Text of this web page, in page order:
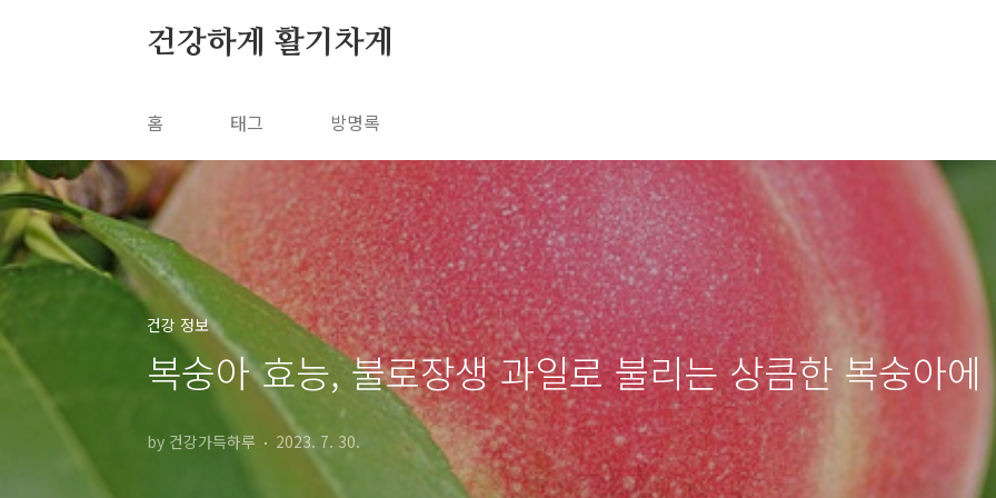
건강하게 활기차게
홈 태그 방명록
건강 정보
복숭아 효능, 불로장생 과일로 불리는 상큼한 복숭아에
by 건강가득하루 2023. 7. 30.